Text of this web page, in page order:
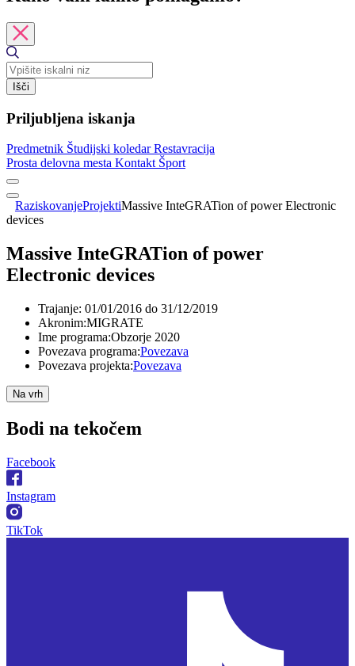
Išči
Priljubljena iskanja
Predmetnik Študijski koledarRestavracija
Prosta delovna mesta Kontakt Šport
RaziskovanjeProjektiMassive InteGRATion of power Electronic
devices
Massive InteGRATion of power
Electronic devices
Trajanje: 01/01/2016 do 31/12/2019
Akronim:MIGRATE
Ime programa:Obzorje 2020
Povezava programa:Povezava
Povezava projekta:Povezava
Na vrh
Bodi na tekočem
Facebook
Instagram
TikTok